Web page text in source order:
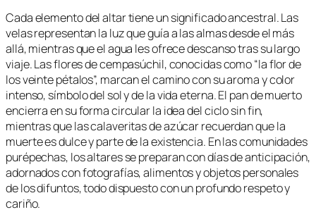
Cada elemento del altar tiene un significado ancestral. Las
velas representan la luz que guía a las almas desde el más
allá, mientras que el agua les ofrece descanso tras su largo
viaje. Las flores de cempasúchil, conocidas como “la flor de
los veinte pétalos”, marcan el camino con su aroma y color
intenso, símbolo del sol y de la vida eterna. El pan de muerto
encierra en su forma circular la idea del ciclo sin fin,
mientras que las calaveritas de azúcar recuerdan que la
muerte es dulce y parte de la existencia. En las comunidades
purépechas, los altares se preparan con días de anticipación,
adornados con fotografías, alimentos y objetos personales
de los difuntos, todo dispuesto con un profundo respeto y
cariño.